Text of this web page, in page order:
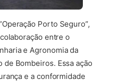
Porto Seguro”,
entre o
e Agronomia da
de Bombeiros. Essa ação
e a conformidade